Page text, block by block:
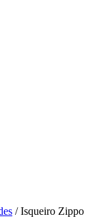
/Isqueiro Zippo